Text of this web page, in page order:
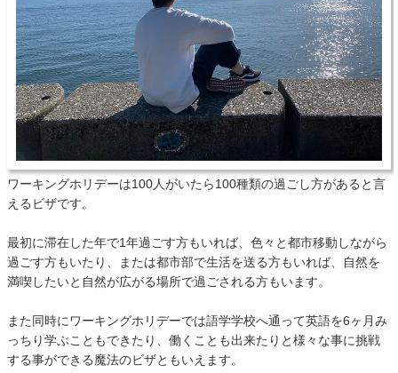
ワーキングホリデーは100人がいたら100種類の過ごし方があると言
えるビザです。
最初に滞在した年で1年過ごす方もいれば、色々と都市移動しながら
過ごす方もいたり、または都市部で生活を送る方もいれば、自然を
満喫したいと自然が広がる場所で過ごされる方もいます。
また同時にワーキングホリデーでは語学学校へ通って英語を6ヶ月み
っちり学ぶこともできたり、働くことも出来たりと様々な事に挑戦
する事ができる魔法のビザともいえます。